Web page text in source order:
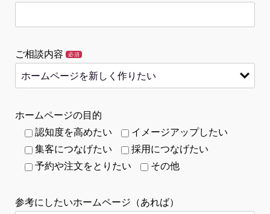
ご相談内容 必須
ホームページの目的
認知度を高めたい
イメージアップしたい
集客につなげたい
採用につなげたい
予約や注文をとりたい
その他
参考にしたいホームページ（あれば）